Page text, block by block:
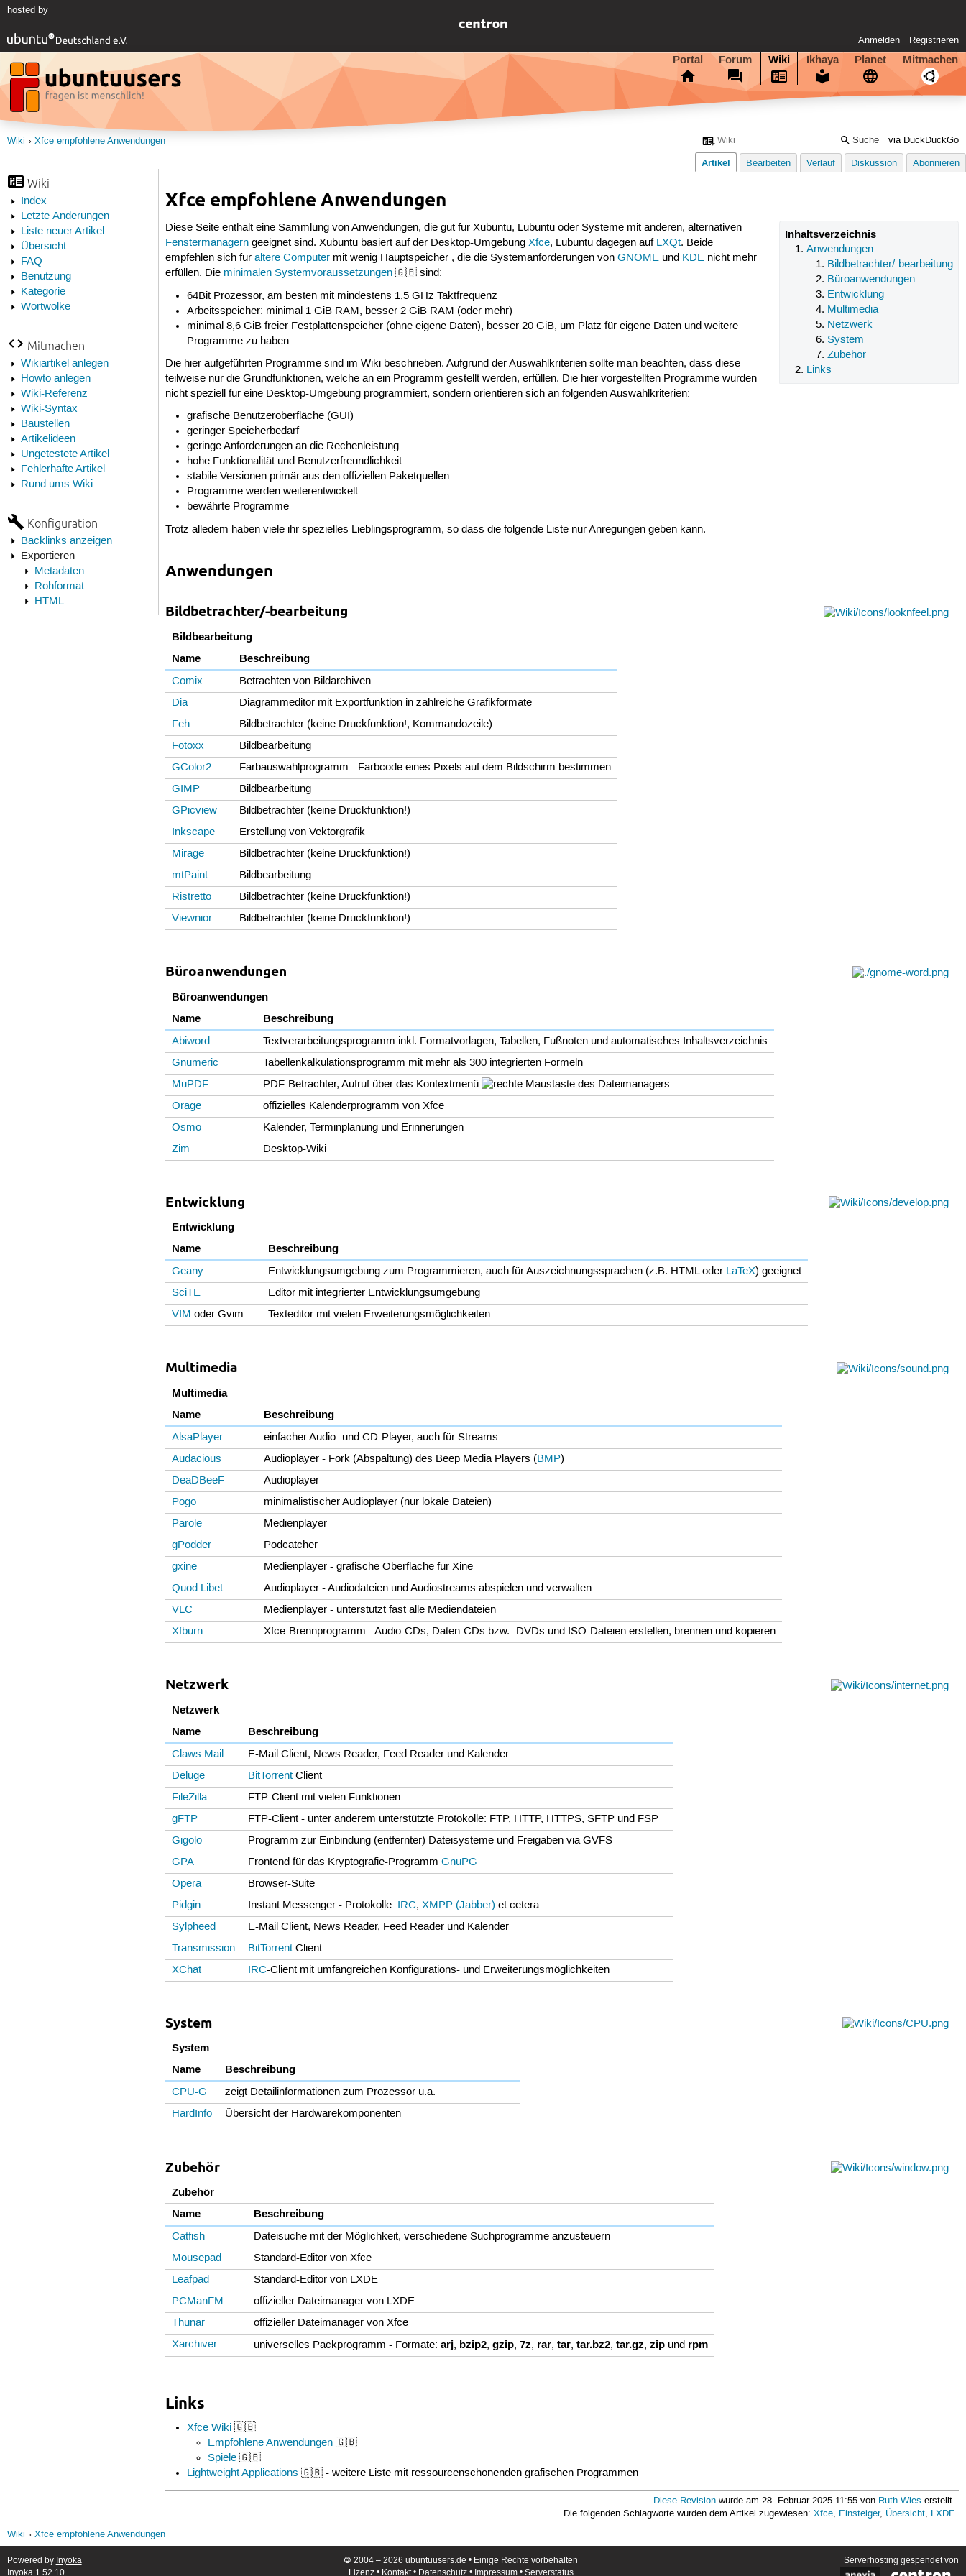
hosted by
Anmelden Registrieren
Portal Forum Wiki Ikhaya Planet Mitmachen
via DuckDuckGo
Wiki Xfce empfohlene Anwendungen
Wiki
Index
Letzte Änderungen
Liste neuer Artikel
Übersicht
FAQ
Benutzung
Kategorie
Wortwolke
Mitmachen
Wikiartikel anlegen
Howto anlegen
Wiki-Referenz
Wiki-Syntax
Baustellen
Artikelideen
Ungetestete Artikel
Fehlerhafte Artikel
Rund ums Wiki
Konfiguration
Backlinks anzeigen
Exportieren
Metadaten
Rohformat
HTML
Artikel Bearbeiten Verlauf Diskussion Abonnieren
Xfce empfohlene Anwendungen
Inhaltsverzeichnis
Anwendungen
Bildbetrachter/-bearbeitung
Büroanwendungen
Entwicklung
Multimedia
Netzwerk
System
Zubehör
Links
Diese Seite enthält eine Sammlung von Anwendungen, die gut für Xubuntu, Lubuntu oder Systeme mit anderen, alternativen
Fenstermanagern geeignet sind. Xubuntu basiert auf der Desktop-UmgebungXfce, Lubuntu dagegen auf LXQt. Beide
empfehlen sich fürältere Computer mit wenig Hauptspeicher , die die Systemanforderungen vonGNOME und KDE nicht mehr
erfüllen. Die minimalen Systemvoraussetzungen 🇬🇧 sind:
64Bit Prozessor, am besten mit mindestens 1,5 GHz Taktfrequenz
Arbeitsspeicher: minimal 1 GiB RAM, besser 2 GiB RAM (oder mehr)
minimal 8,6 GiB freier Festplattenspeicher (ohne eigene Daten), besser 20 GiB, um Platz für eigene Daten und weitere
Programme zu haben
Die hier aufgeführten Programme sind im Wiki beschrieben. Aufgrund der Auswahlkriterien sollte man beachten, dass diese
teilweise nur die Grundfunktionen, welche an ein Programm gestellt werden, erfüllen. Die hier vorgestellten Programme wurden
nicht speziell für eine Desktop-Umgebung programmiert, sondern orientieren sich an folgenden Auswahlkriterien:
grafische Benutzeroberfläche (GUI)
geringer Speicherbedarf
geringe Anforderungen an die Rechenleistung
hohe Funktionalität und Benutzerfreundlichkeit
stabile Versionen primär aus den offiziellen Paketquellen
Programme werden weiterentwickelt
bewährte Programme
Trotz alledem haben viele ihr spezielles Lieblingsprogramm, so dass die folgende Liste nur Anregungen geben kann.
Anwendungen
Bildbetrachter/-bearbeitung
Bildbearbeitung
Name
Beschreibung
Comix
Betrachten von Bildarchiven
Dia
Diagrammeditor mit Exportfunktion in zahlreiche Grafikformate
Feh
Bildbetrachter (keine Druckfunktion!, Kommandozeile)
Fotoxx
Bildbearbeitung
GColor2
Farbauswahlprogramm - Farbcode eines Pixels auf dem Bildschirm bestimmen
GIMP
Bildbearbeitung
GPicview
Bildbetrachter (keine Druckfunktion!)
Inkscape
Erstellung von Vektorgrafik
Mirage
Bildbetrachter (keine Druckfunktion!)
mtPaint
Bildbearbeitung
Ristretto
Bildbetrachter (keine Druckfunktion!)
Viewnior
Bildbetrachter (keine Druckfunktion!)
Büroanwendungen
Büroanwendungen
Name
Beschreibung
Abiword
Textverarbeitungsprogramm inkl. Formatvorlagen, Tabellen, Fußnoten und automatisches Inhaltsverzeichnis
Gnumeric
Tabellenkalkulationsprogramm mit mehr als 300 integrierten Formeln
MuPDF
PDF-Betrachter, Aufruf über das Kontextmenü
des Dateimanagers
Orage
offizielles Kalenderprogramm von Xfce
Osmo
Kalender, Terminplanung und Erinnerungen
Zim
Desktop-Wiki
Entwicklung
Entwicklung
Name
Beschreibung
Geany Entwicklungsumgebung zum Programmieren, auch für Auszeichnungssprachen (z.B. HTML oder LaTeX) geeignet
SciTE
Editor mit integrierter Entwicklungsumgebung
VIM oder Gvim Texteditor mit vielen Erweiterungsmöglichkeiten
Multimedia
Multimedia
Name
Beschreibung
AlsaPlayer
einfacher Audio- und CD-Player, auch für Streams
Audacious
Audioplayer - Fork (Abspaltung) des Beep Media Players (BMP)
DeaDBeeF
Audioplayer
Pogo
minimalistischer Audioplayer (nur lokale Dateien)
Parole
Medienplayer
gPodder
Podcatcher
gxine
Medienplayer - grafische Oberfläche für Xine
Quod Libet
Audioplayer - Audiodateien und Audiostreams abspielen und verwalten
VLC
Medienplayer - unterstützt fast alle Mediendateien
Xfburn
Xfce-Brennprogramm - Audio-CDs, Daten-CDs bzw. -DVDs und ISO-Dateien erstellen, brennen und kopieren
Netzwerk
Netzwerk
Name
Beschreibung
Claws Mail
E-Mail Client, News Reader, Feed Reader und Kalender
Deluge
BitTorrent Client
FileZilla
FTP-Client mit vielen Funktionen
gFTP
FTP-Client - unter anderem unterstützte Protokolle: FTP, HTTP, HTTPS, SFTP und FSP
Gigolo
Programm zur Einbindung (entfernter) Dateisysteme und Freigaben via GVFS
GPA
Frontend für das Kryptografie-ProgrammGnuPG
Opera
Browser-Suite
Pidgin
Instant Messenger - Protokolle: IRC,XMPP (Jabber) et cetera
Sylpheed
E-Mail Client, News Reader, Feed Reader und Kalender
Transmission
BitTorrent Client
XChat
IRC-Client mit umfangreichen Konfigurations- und Erweiterungsmöglichkeiten
System
System
Name
Beschreibung
CPU-G
zeigt Detailinformationen zum Prozessor u.a.
HardInfo
Übersicht der Hardwarekomponenten
Zubehör
Zubehör
Name
Beschreibung
Catfish
Dateisuche mit der Möglichkeit, verschiedene Suchprogramme anzusteuern
Mousepad
Standard-Editor von Xfce
Leafpad
Standard-Editor von LXDE
PCManFM
offizieller Dateimanager von LXDE
Thunar
offizieller Dateimanager von Xfce
Xarchiver
universelles Packprogramm - Formate:arj, bzip2,gzip,7z, rar,tar,tar.bz2,tar.gz,zip und rpm
Links
Xfce Wiki🇬🇧
Empfohlene Anwendungen 🇬🇧
Spiele 🇬🇧
Lightweight Applications 🇬🇧 - weitere Liste mit ressourcenschonenden grafischen Programmen
Diese Revision wurde am 28. Februar 2025 11:55 von Ruth-Wies erstellt.
Die folgenden Schlagworte wurden dem Artikel zugewiesen:Xfce, Einsteiger, Übersicht, LXDE
Wiki
Xfce empfohlene Anwendungen
Powered by Inyoka
Inyoka 1.52.10
🄯 2004 – 2026 ubuntuusers.de • Einige Rechte vorbehalten
Lizenz• Kontakt• Datenschutz• Impressum• Serverstatus
Serverhosting gespendet von